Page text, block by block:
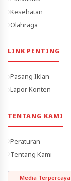
Kesehatan
Olahraga
LINK PENTING
Pasang Iklan
Lapor Konten
TENTANG KAMI
Peraturan
Tentang Kami
Media Terpercaya